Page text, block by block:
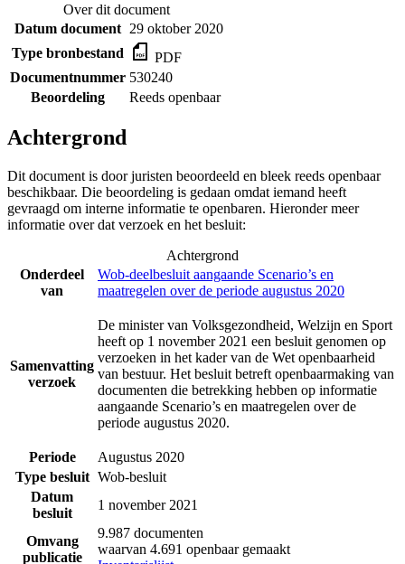
Over dit document
Datum document 29 oktober 2020
Type bronbestand
PDF
Documentnummer 530240
Beoordeling
Reeds openbaar
Achtergrond
Dit document is door juristen beoordeeld en bleek reeds openbaar
beschikbaar. Die beoordeling is gedaan omdat iemand heeft
gevraagd om interne informatie te openbaren. Hieronder meer
informatie over dat verzoek en het besluit:
Achtergrond
Onderdeel
van
Wob-deelbesluit aangaande Scenario’s en
maatregelen over de periode augustus 2020
Samenvatting
verzoek
De minister van Volksgezondheid, Welzijn en Sport
heeft op 1 november 2021 een besluit genomen op
verzoeken in het kader van de Wet openbaarheid
van bestuur. Het besluit betreft openbaarmaking van
documenten die betrekking hebben op informatie
aangaande Scenario’s en maatregelen over de
periode augustus 2020.
Periode
Augustus 2020
Type besluit Wob-besluit
Datum
besluit
1 november 2021
Omvang
publicatie
9.987 documenten
waarvan 4.691 openbaar gemaakt